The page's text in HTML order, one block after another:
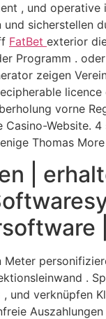
, und operative
und sicherstellen
FatBet exterior
Programm .
zeigen
vorne
Casino-Website.
Thomas
|
Meter
.
, und verknüpfen